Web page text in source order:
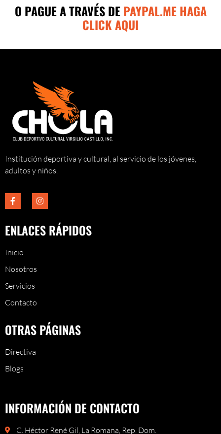
O PAGUE A TRAVÉS DEPAYPAL.ME HAGA
CLICK AQUI
Institución deportiva y cultural, al servicio de los jóvenes,
adultos y niños.
ENLACES RÁPIDOS
Inicio
Nosotros
Servicios
Contacto
OTRAS PÁGINAS
Directiva
Blogs
INFORMACIÓN DE CONTACTO
C. Héctor René Gil, La Romana, Rep. Dom.